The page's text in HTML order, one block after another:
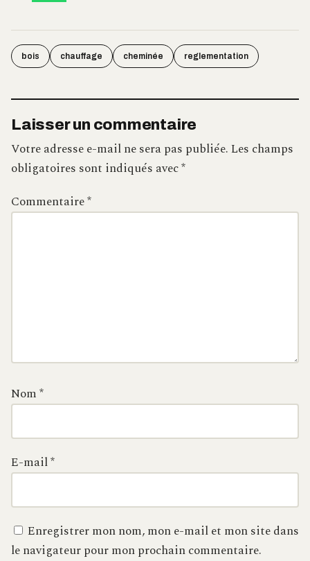
bois chauffage cheminée reglementation
Laisser un commentaire
Votre adresse e-mail ne sera pas publiée.Les champs
obligatoires sont indiqués avec*
Commentaire*
Nom*
E-mail*
Enregistrer mon nom, mon e-mail et mon site dans
le navigateur pour mon prochain commentaire.